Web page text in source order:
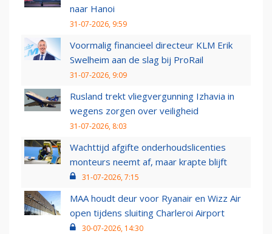
naar Hanoi
31-07-2026, 9:59
Voormalig financieel directeur KLM Erik
Swelheim aan de slag bij ProRail
31-07-2026, 9:09
Rusland trekt vliegvergunning Izhavia in
wegens zorgen over veiligheid
31-07-2026, 8:03
Wachttijd afgifte onderhoudslicenties
monteurs neemt af, maar krapte blijft
31-07-2026, 7:15
MAA houdt deur voor Ryanair en Wizz Air
open tijdens sluiting Charleroi Airport
30-07-2026, 14:30